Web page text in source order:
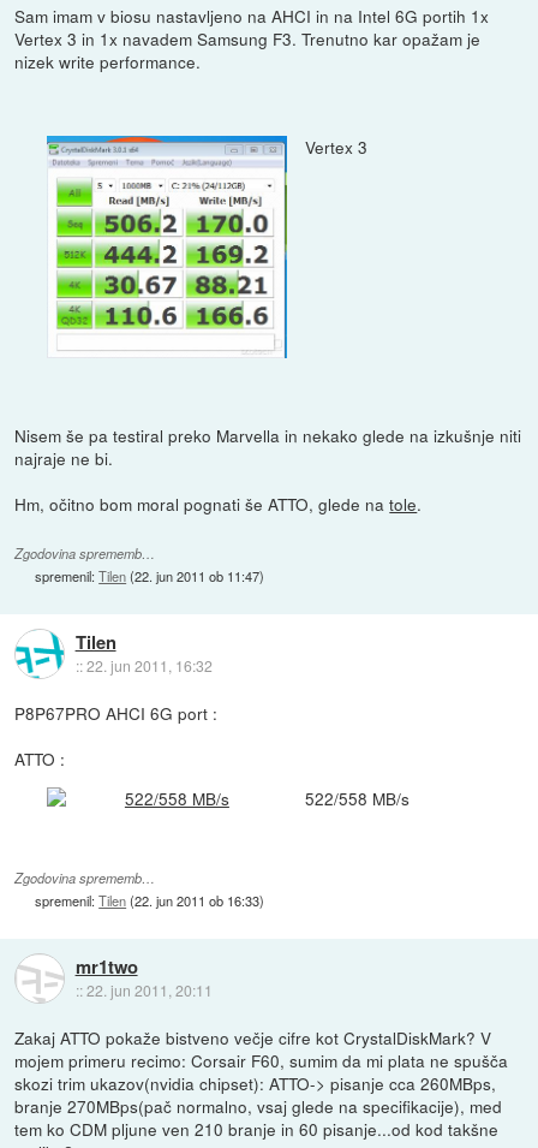
Sam imam v biosu nastavljeno na AHCI in na Intel 6G portih 1x
Vertex 3 in 1x navadem Samsung F3. Trenutno kar opažam je
nizek write performance.
Vertex 3
Nisem še pa testiral preko Marvella in nekako glede na izkušnje niti
najraje ne bi.
Hm, očitno bom moral pognati še ATTO, glede natole.
Zgodovina sprememb…
spremenil:Tilen(22. jun 2011 ob 11:47)
Tilen
::22. jun 2011, 16:32
P8P67PRO AHCI 6G port :
ATTO :
522/558 MB/s
Zgodovina sprememb…
spremenil:Tilen(22. jun 2011 ob 16:33)
mr1two
::22. jun 2011, 20:11
Zakaj ATTO pokaže bistveno večje cifre kot CrystalDiskMark? V
mojem primeru recimo: Corsair F60, sumim da mi plata ne spušča
skozi trim ukazov(nvidia chipset): ATTO-> pisanje cca 260MBps,
branje 270MBps(pač normalno, vsaj glede na specifikacije), med
tem ko CDM pljune ven 210 branje in 60 pisanje...od kod takšne